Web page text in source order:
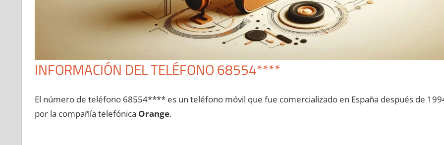
INFORMACIÓN DEL TELÉFONO 68554****
El número dе teléfono 68554**** es un teléfono móvil quе fue comercializado en España después dе
pοr la compañía telefónica Orange.